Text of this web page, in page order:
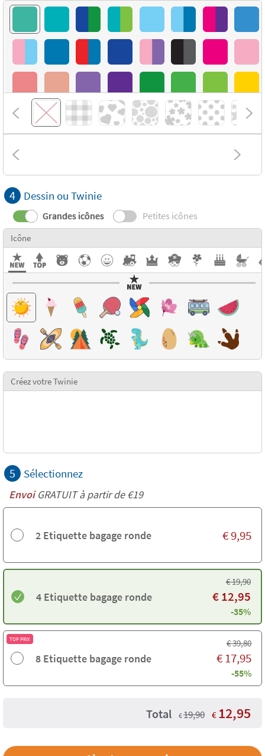
4 Dessin ou Twinie
Grandes icônes Petites icônes
Icône
Créez votre Twinie
5 Sélectionnez
EnvoiGRATUIT à partir de €19
2 Etiquette bagage ronde €9,95
4 Etiquette bagage ronde
€19,90
€12,95
-35%
TOP PRIX
8 Etiquette bagage ronde
€39,80
€17,95
-55%
Total €19,90 € 12,95